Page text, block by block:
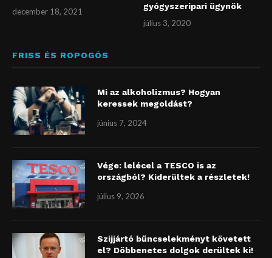
december 18, 2021
gyógyszeripari ügynök
július 3, 2020
FRISS ÉS ROPOGÓS
Mi az alkoholizmus? Hogyan
keressek megoldást?
június 7, 2024
Vége: lelécel a TESCO is az
országból? Kiderültek a részletek!
július 9, 2026
Szijjártó bűncselekményt követett
el? Döbbenetes dolgok derültek ki!